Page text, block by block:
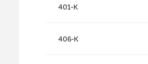
401-К
406-К